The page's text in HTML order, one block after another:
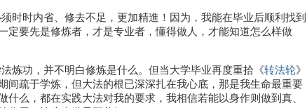
时时内省、修去不足，更加精進！因为，我能在毕业后顺利找到
定要先是修炼者，才是专业者，懂得做人，才能知道怎么样做
炼功，并不明白修炼是什么。但当大学毕业再度重拾《转法轮》
间疏于学炼，但大法的根已深深扎在我心底，那是我生命最重要
么，都在实践大法对我的要求，我相信若能以身作则做到真、